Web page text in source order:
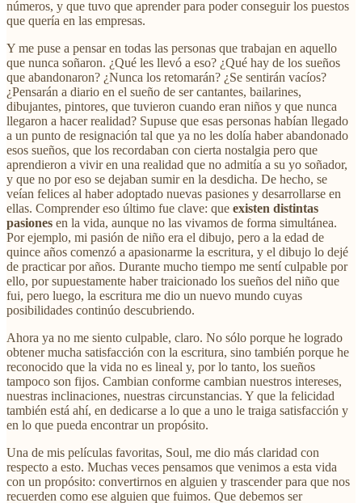
números, y que tuvo que aprender para poder conseguir los puestos
que quería en las empresas.
Y me puse a pensar en todas las personas que trabajan en aquello
que nunca soñaron. ¿Qué les llevó a eso? ¿Qué hay de los sueños
que abandonaron? ¿Nunca los retomarán? ¿Se sentirán vacíos?
¿Pensarán a diario en el sueño de ser cantantes, bailarines,
dibujantes, pintores, que tuvieron cuando eran niños y que nunca
llegaron a hacer realidad? Supuse que esas personas habían llegado
a un punto de resignación tal que ya no les dolía haber abandonado
esos sueños, que los recordaban con cierta nostalgia pero que
aprendieron a vivir en una realidad que no admitía a su yo soñador,
y que no por eso se dejaban sumir en la desdicha. De hecho, se
veían felices al haber adoptado nuevas pasiones y desarrollarse en
ellas. Comprender eso último fue clave: que existen distintas
pasiones en la vida, aunque no las vivamos de forma simultánea.
Por ejemplo, mi pasión de niño era el dibujo, pero a la edad de
quince años comenzó a apasionarme la escritura, y el dibujo lo dejé
de practicar por años. Durante mucho tiempo me sentí culpable por
ello, por supuestamente haber traicionado los sueños del niño que
fui, pero luego, la escritura me dio un nuevo mundo cuyas
posibilidades continúo descubriendo.
Ahora ya no me siento culpable, claro. No sólo porque he logrado
obtener mucha satisfacción con la escritura, sino también porque he
reconocido que la vida no es lineal y, por lo tanto, los sueños
tampoco son fijos. Cambian conforme cambian nuestros intereses,
nuestras inclinaciones, nuestras circunstancias. Y que la felicidad
también está ahí, en dedicarse a lo que a uno le traiga satisfacción y
en lo que pueda encontrar un propósito.
Una de mis películas favoritas, Soul, me dio más claridad con
respecto a esto. Muchas veces pensamos que venimos a esta vida
con un propósito: convertirnos en alguien y trascender para que nos
recuerden como ese alguien que fuimos. Que debemos ser